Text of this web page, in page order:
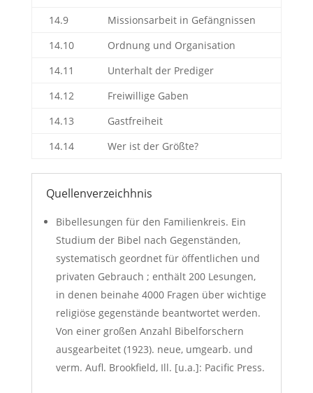
14.9
Missionsarbeit in Gefängnissen
14.10
Ordnung und Organisation
14.11
Unterhalt der Prediger
14.12
Freiwillige Gaben
14.13
Gastfreiheit
14.14
Wer ist der Größte?
Quellenverzeichhnis
Bibellesungen für den Familienkreis. Ein
Studium der Bibel nach Gegenständen,
systematisch geordnet für öffentlichen und
privaten Gebrauch ; enthält 200 Lesungen,
in denen beinahe 4000 Fragen über wichtige
religiöse gegenstände beantwortet werden.
Von einer großen Anzahl Bibelforschern
ausgearbeitet (1923). neue, umgearb. und
verm. Aufl. Brookfield, Ill. [u.a.]: Pacific Press.